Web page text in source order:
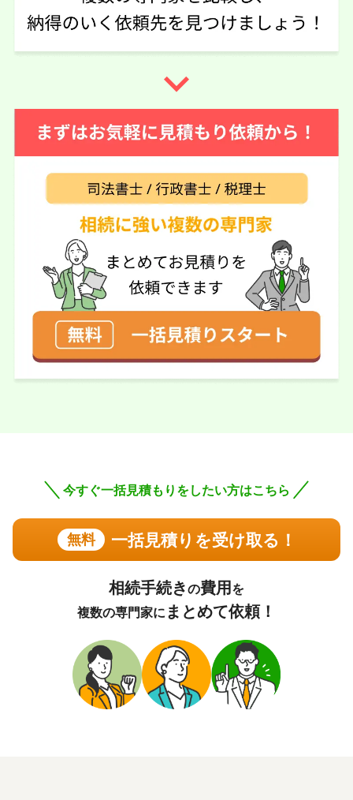
立ち居振る舞いが穏やかな感じがして相談がしやすい（質
問すると真摯に答えてくれました）
60代 女性(福島県) 5
相続センター郡山（司法書士はちの
き法務事務所）
話しやすさ 5説明のわかりやすさ 5 対応スピード
5
依頼内容 相続放棄 依頼金額 10万円
ご利用時期 2026/04/26
依頼に至った経緯
メールのやり取りから実際に面会するまで とても親切丁
寧に応対していただきました。
実際に依頼した感想
とても優しく、話しやすい先生で、分からないことだらけ
60代 男性(兵庫県) 4.75
ご利用事務所名 司法書士法人中央事務所
5 5 5
4
相続登記依頼金額 12万円
依頼に至った経緯
ホームページや評価コメントにより安心して依頼出来る事
務所であると感じた。
navigate_next
今すぐ一括見積もりをしたい方はこちら
無料 一括見積りを受け取る！
相続手続きの費用 を
複数の専門家に まとめて依頼！